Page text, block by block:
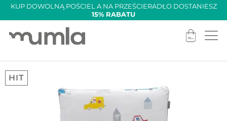
KUP DOWOLNĄ POŚCIEL A NA PRZEŚCIERADŁO DOSTANIESZ
15% RABATU
HIT